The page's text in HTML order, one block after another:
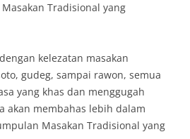
Tradisional yang
kelezatan masakan
gudeg, sampai rawon, semua
yang khas dan menggugah
akan membahas lebih dalam
Masakan Tradisional yang